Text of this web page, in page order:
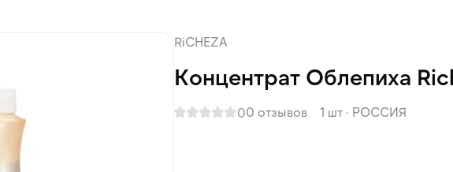
RiCHEZA
Концентрат Облепиха
00 отзывов 1 шт · РОССИЯ